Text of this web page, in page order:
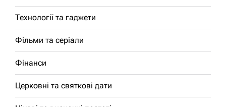
Технології та гаджети
Фільми та серіали
Фінанси
Церковні та святкові дати